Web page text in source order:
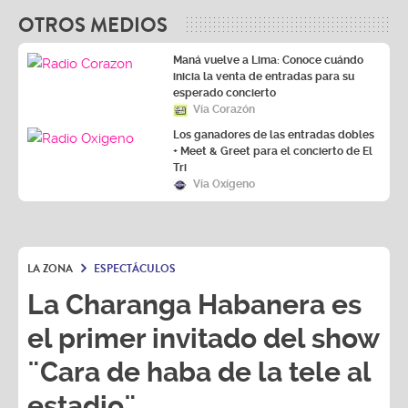
OTROS MEDIOS
Maná vuelve a Lima: Conoce cuándo
inicia la venta de entradas para su
esperado concierto
Vía Corazón
Los ganadores de las entradas dobles
+ Meet & Greet para el concierto de El
Tri
Vía Oxígeno
LA ZONA ESPECTÁCULOS
La Charanga Habanera es
el primer invitado del show
¨Cara de haba de la tele al